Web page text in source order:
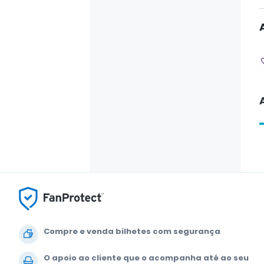
Compre e venda bilhetes com segurança
O apoio ao cliente que o acompanha até ao seu